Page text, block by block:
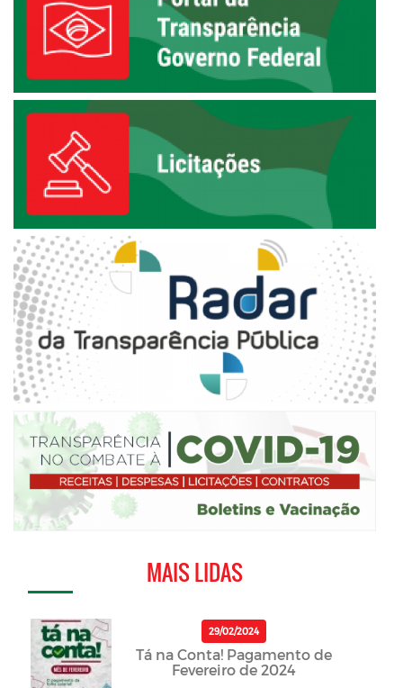
MAIS LIDAS
29/02/2024
Tá na Conta! Pagamento de
Fevereiro de 2024